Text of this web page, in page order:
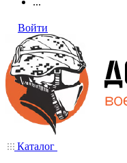
Войти
Каталог